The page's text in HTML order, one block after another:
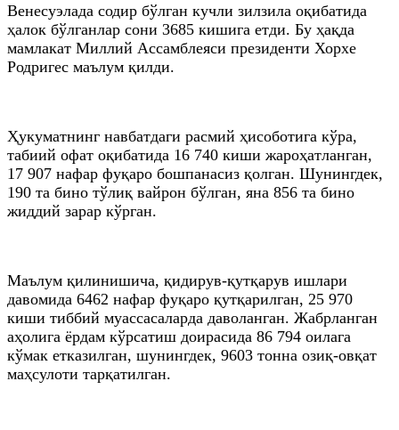
Венесуэлада содир бўлган кучли зилзила оқибатида
ҳалок бўлганлар сони 3685 кишига етди. Бу ҳақда
мамлакат Миллий Ассамблеяси президенти Хорхе
Родригес маълум қилди.
Ҳукуматнинг навбатдаги расмий ҳисоботига кўра,
табиий офат оқибатида 16 740 киши жароҳатланган,
17 907 нафар фуқаро бошпанасиз қолган. Шунингдек,
190 та бино тўлиқ вайрон бўлган, яна 856 та бино
жиддий зарар кўрган.
Маълум қилинишича, қидирув-қутқарув ишлари
давомида 6462 нафар фуқаро қутқарилган, 25 970
киши тиббий муассасаларда даволанган. Жабрланган
аҳолига ёрдам кўрсатиш доирасида 86 794 оилага
кўмак етказилган, шунингдек, 9603 тонна озиқ-овқат
маҳсулоти тарқатилган.